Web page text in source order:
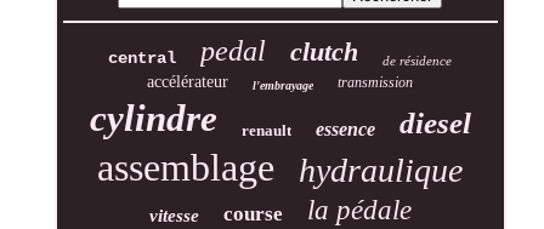
central pedal clutch de résidence
accélérateur l'embrayage transmission
cylindre renault essence diesel
assemblage hydraulique
vitesse course la pédale